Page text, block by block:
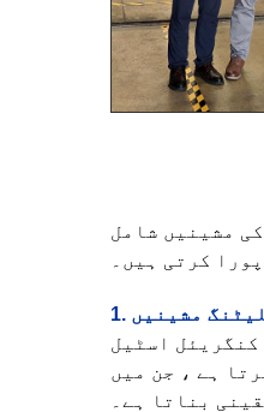
مشینیں شامل
کرتی ہیں۔
مشینیں
اسٹیل
بناتا ہے۔